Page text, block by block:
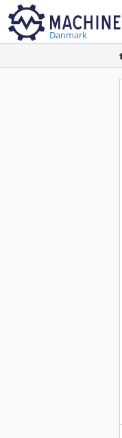
Danmark